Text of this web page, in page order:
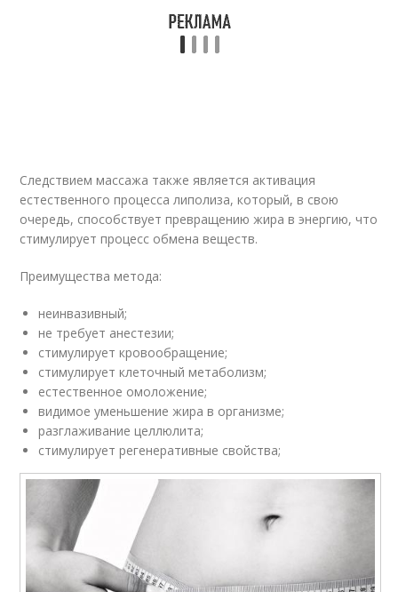
Следствием массажа также является активация
естественного процесса липолиза, который, в свою
очередь, способствует превращению жира в энергию, что
стимулирует процесс обмена веществ.
Преимущества метода:
неинвазивный;
не требует анестезии;
стимулирует кровообращение;
стимулирует клеточный метаболизм;
естественное омоложение;
видимое уменьшение жира в организме;
разглаживание целлюлита;
стимулирует регенеративные свойства;